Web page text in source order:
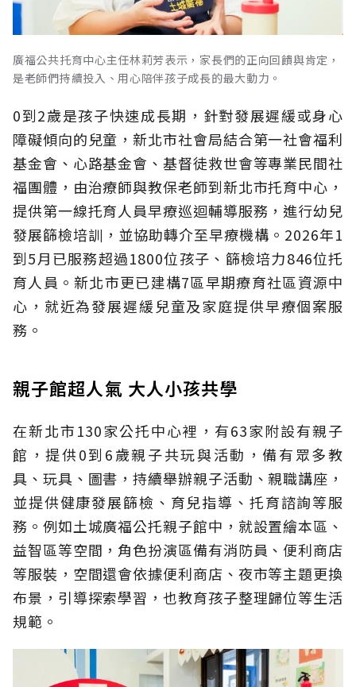
廣福公共托育中心主任林莉芳表示，家長們的正向回饋與肯定，
是老師們持續投入、用心陪伴孩子成長的最大動力。
0到2歲是孩子快速成長期，針對發展遲緩或身心
障礙傾向的兒童，新北市社會局結合第一社會福利
基金會、心路基金會、基督徒救世會等專業民間社
福團體，由治療師與教保老師到新北市托育中心，
提供第一線托育人員早療巡迴輔導服務，進行幼兒
發展篩檢培訓，並協助轉介至早療機構。2026年1
到5月已服務超過1800位孩子、篩檢培力846位托
育人員。新北市更已建構7區早期療育社區資源中
心，就近為發展遲緩兒童及家庭提供早療個案服
務。
親子館超人氣 大人小孩共學
在新北市130家公托中心裡，有63家附設有親子
館，提供0到6歲親子共玩與活動，備有眾多教
具、玩具、圖書，持續舉辦親子活動、親職講座，
並提供健康發展篩檢、育兒指導、托育諮詢等服
務。例如土城廣福公托親子館中，就設置繪本區、
益智區等空間，角色扮演區備有消防員、便利商店
等服裝，空間還會依據便利商店、夜市等主題更換
布景，引導探索學習，也教育孩子整理歸位等生活
規範。